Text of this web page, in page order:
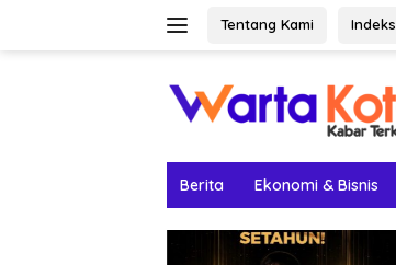
Tentang Kami Indeks
Berita Ekonomi & Bisnis